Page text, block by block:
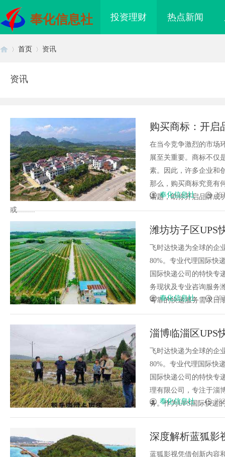
奉化信息社 投资理财 热点新闻
首页 资讯
资讯
购买商标：开启
在当今竞争激烈的市场
展至关重要。商标不仅
素。因此，许多企业和
那么，购买商标究竟有
话题，助你开启品牌成
或.........
奉化信息社
潍坊坊子区UPS
送到门
飞时达快递为全球的企
80%。专业代理国际快
国际快递公司的特快专
务现状及专业咨询服务
可靠的快递服务需求日
奉化信息社
淄博‌临淄区‌UPS
送到门
飞时达快递为全球的企
80%。专业代理国际快
国际快递公司的特快专
理有限公司，专注于淄
务。作为UPS国际快递
奉化信息社
深度解析蓝狐影
蓝狐影视凭借创新内容
数字时代影视娱乐新 商标购买：即买即用，规避侵权